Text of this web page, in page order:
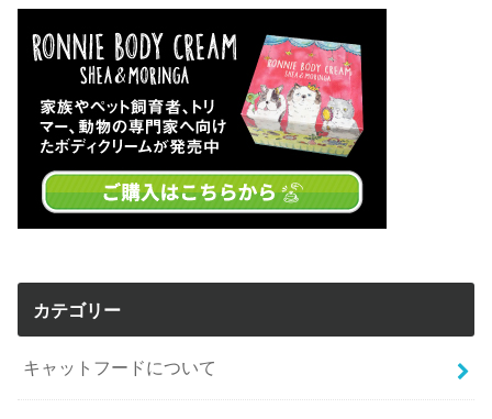
カテゴリー
キャットフードについて